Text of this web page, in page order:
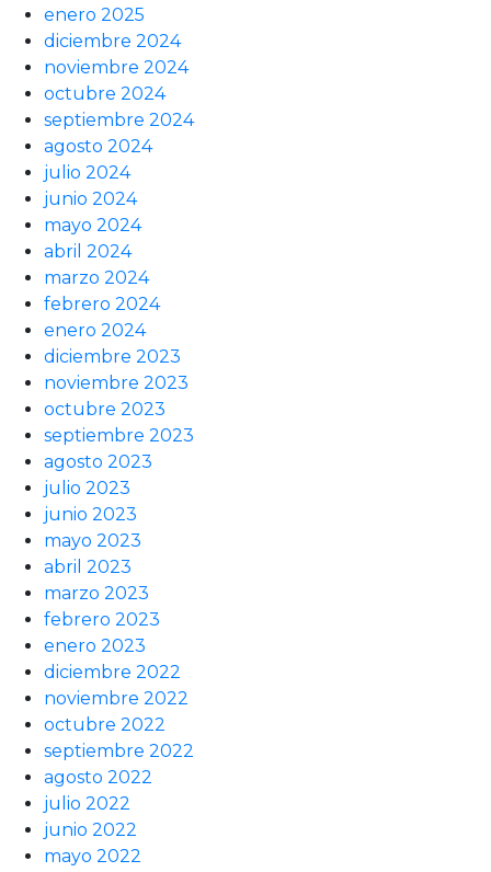
enero 2025
diciembre 2024
noviembre 2024
octubre 2024
septiembre 2024
agosto 2024
julio 2024
junio 2024
mayo 2024
abril 2024
marzo 2024
febrero 2024
enero 2024
diciembre 2023
noviembre 2023
octubre 2023
septiembre 2023
agosto 2023
julio 2023
junio 2023
mayo 2023
abril 2023
marzo 2023
febrero 2023
enero 2023
diciembre 2022
noviembre 2022
octubre 2022
septiembre 2022
agosto 2022
julio 2022
junio 2022
mayo 2022